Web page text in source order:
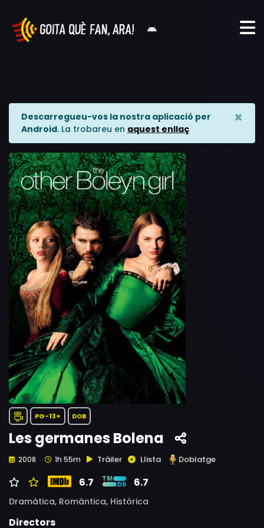
Descarregueu-vos la nostra aplicació per
Android. La trobareu en aquest enllaç
×
PG-13+ DOB
Les germanes Bolena
2008 1h 55m Tràiler Llista Doblatge
6.7 6.7
Dramàtica, Romàntica, Històrica
Directors